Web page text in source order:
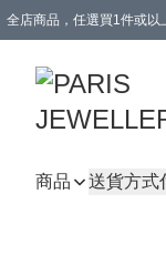
全店商品，任選買1件或
商品 送貨方式